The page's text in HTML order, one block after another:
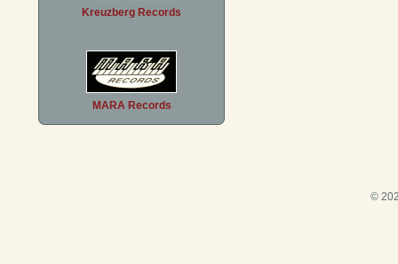
Kreuzberg Records
MARA Records
©